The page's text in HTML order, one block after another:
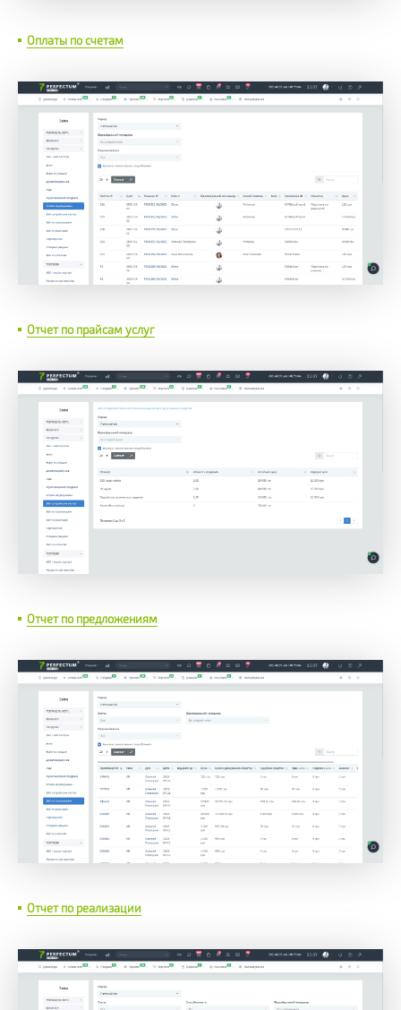
Оплаты по счетам
Отчет по прайсам услуг
Отчет по предложениям
Отчет по реализации